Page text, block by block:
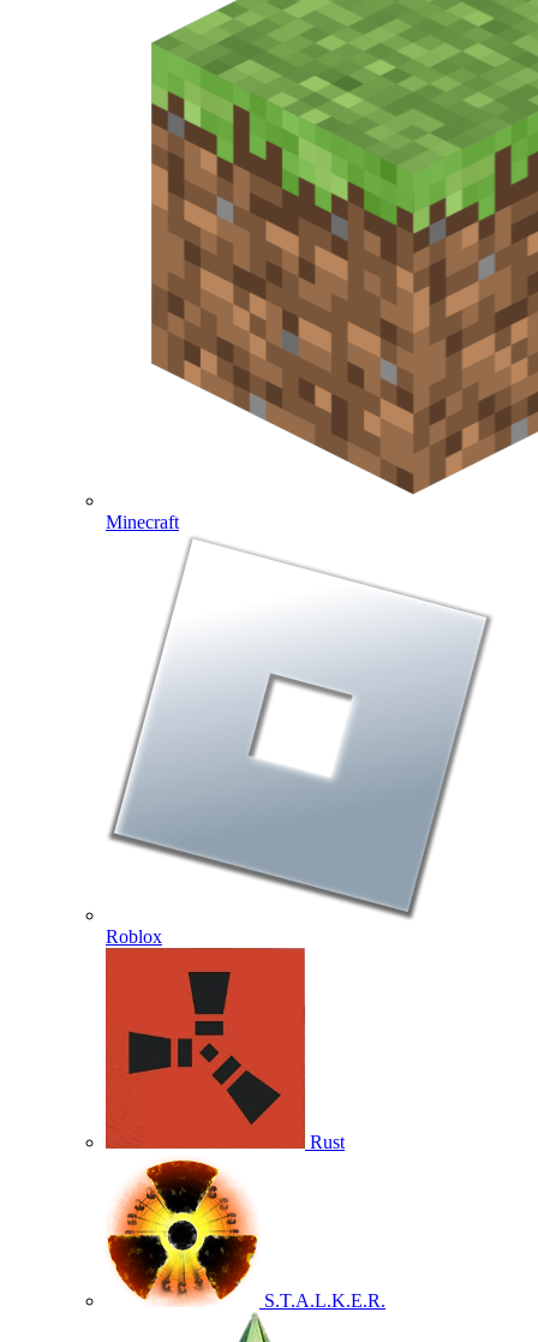
Minecraft
Roblox
Rust
S.T.A.L.K.E.R.